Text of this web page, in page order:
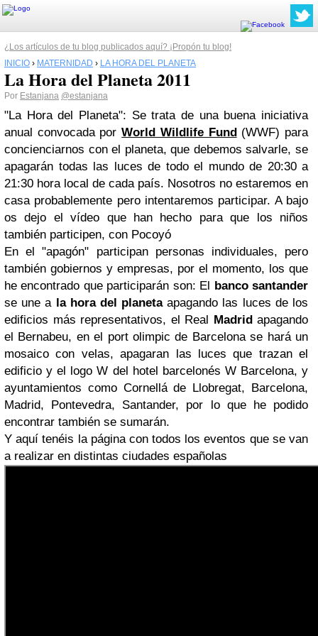
¿Los artículos de tu blog publicados aquí? ¡Propón tu blog!
INICIO › MATERNIDAD › LA HORA DEL PLANETA
La Hora del Planeta 2011
Por Estanjana @estanjana
"La Hora del Planeta": Se trata de una buena iniciativa
anual convocada porWorld Wildlife Fund(WWF) para
concienciarnos con el planeta, que debemos salvarle, se
apagarán todas las luces de todo el mundo de 20:30 a
21:30 hora local de cada país. Nosotros no estaremos en
casa probablemente pero intentaremos participar. A bajo
os dejo el vídeo que han hecho para que los niños
también participen, con Pocoyó
En el "apagón" participan personas individuales, pero
también gobiernos y empresas, por el momento, los que
he encontrado que participarán son: El banco santander
se une a la hora del planetaapagando las luces de los
edificios más representativos, el Real Madridapagando
el Bernabeu, en el port olimpic de Barcelona se hará un
mosaico con velas, apagaran las luces que trazan el
edificio y el logo W del hotel barcelonés W Barcelona, y
ayuntamientos como Cornellá de Llobregat, Barcelona,
Madrid, Pontevedra, Santander, por lo que he podido
encontrar también se sumarán.
Y aquí tenéis la página con todos los eventos que se van
a realizar en distintas ciudades españolas